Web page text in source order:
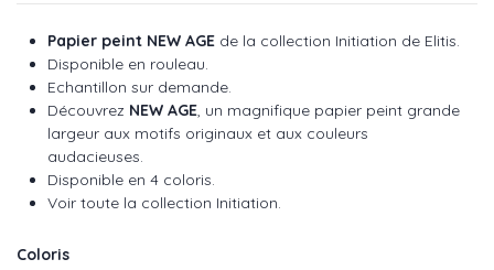
Papier peint NEW AGE de la collection Initiation de Elitis.
Disponible en rouleau.
Echantillon sur demande.
Découvrez NEW AGE , un magnifique papier peint grande
largeur aux motifs originaux et aux couleurs
audacieuses.
Disponible en 4 coloris.
Voir toute la collection Initiation
Coloris